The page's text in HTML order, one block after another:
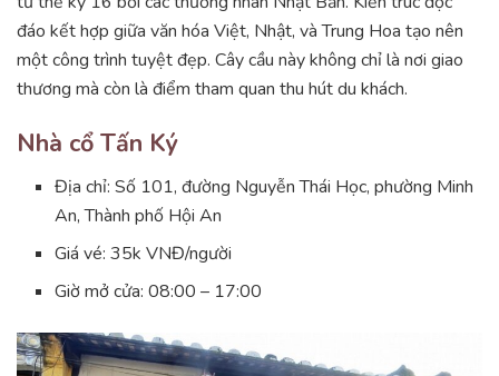
đáo kết hợp giữa văn hóa Việt, Nhật, và Trung Hoa tạo nên
một công trình tuyệt đẹp. Cây cầu này không chỉ là nơi giao
thương mà còn là điểm tham quan thu hút du khách.
Nhà cổ Tấn Ký
Địa chỉ: Số 101, đường Nguyễn Thái Học, phường Minh
An, Thành phố Hội An
Giá vé: 35k VNĐ/người
Giờ mở cửa: 08:00 – 17:00